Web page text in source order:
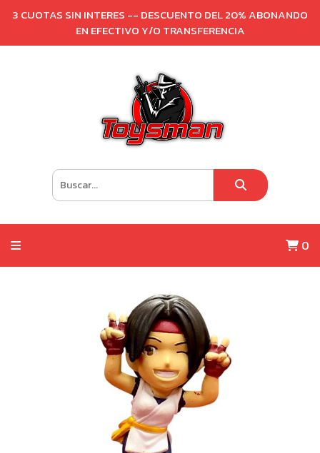
3 CUOTAS SIN INTERES -- DESCUENTO DEL 20% ABONANDO
EN EFECTIVO Y/O TRANSFERENCIA
0